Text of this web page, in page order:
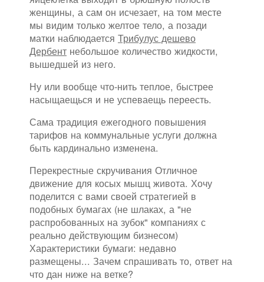
женщины, а сам он исчезает, на том месте
мы видим только желтое тело, а позади
матки наблюдается Трибулус дешево
Дербент небольшое количество жидкости,
вышедшей из него.
Ну или вообще что-нить теплое, быстрее
насыщаещься и не успеваещь переесть.
Сама традиция ежегодного повышения
тарифов на коммунальные услуги должна
быть кардинально изменена.
Перекрестные скручивания Отличное
движение для косых мышц живота. Хочу
поделится с вами своей стратегией в
подобных бумагах (не шлаках, а "не
распробованных на зубок" компаниях с
реально действующим бизнесом)
Характеристики бумаги: недавно
размещены... Зачем спрашивать то, ответ на
что дан ниже на ветке?